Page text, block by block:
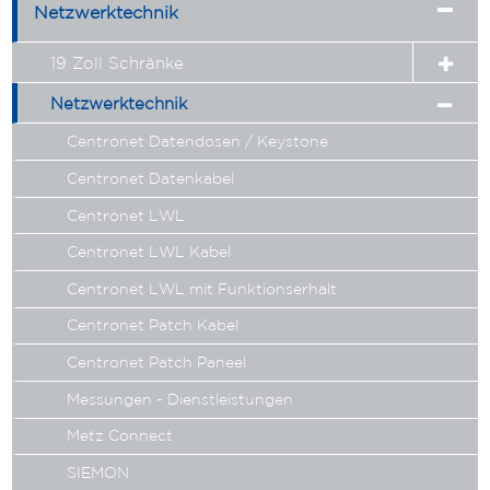
Netzwerktechnik
menu
19 Zoll Schränke
child
menu
Netzwerktechnik
child
Centronet Datendosen / Keystone
Centronet Datenkabel
Centronet LWL
Centronet LWL Kabel
Centronet LWL mit Funktionserhalt
Centronet Patch Kabel
Centronet Patch Paneel
Messungen - Dienstleistungen
Metz Connect
SIEMON